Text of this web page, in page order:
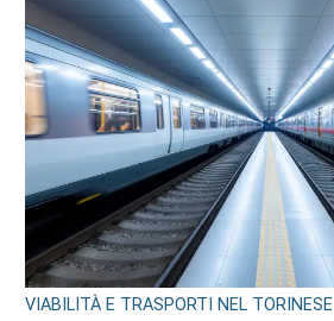
VIABILITÀ E TRASPORTI NEL TORINESE